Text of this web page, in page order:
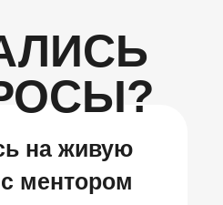
на живую
ментором